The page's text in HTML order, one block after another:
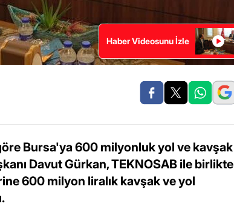
Haber Videosunu İzle
Bursa'ya 600 milyonluk yol ve kavşak
Davut Gürkan, TEKNOSAB ile birlikte
600 milyon liralık kavşak ve yol